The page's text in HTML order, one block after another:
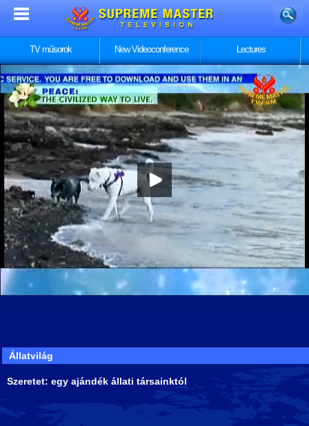
TV műsorok New Videoconference Lectures
Állatvilág
Szeretet: egy ajándék állati társainktól